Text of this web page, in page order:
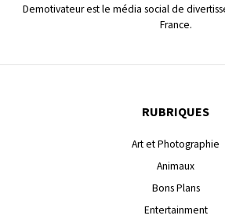
Demotivateur est le média social de
France.
RUBRIQUES
Art et Photographie
Animaux
Bons Plans
Entertainment